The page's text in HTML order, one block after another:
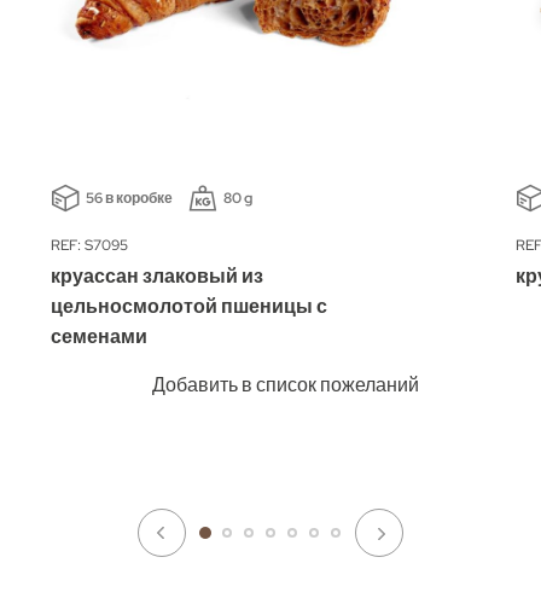
56 в коробке 80 g
REF: S7095
круассан злаковый из
цельносмолотой пшеницы с
семенами
Добавить в список пожеланий